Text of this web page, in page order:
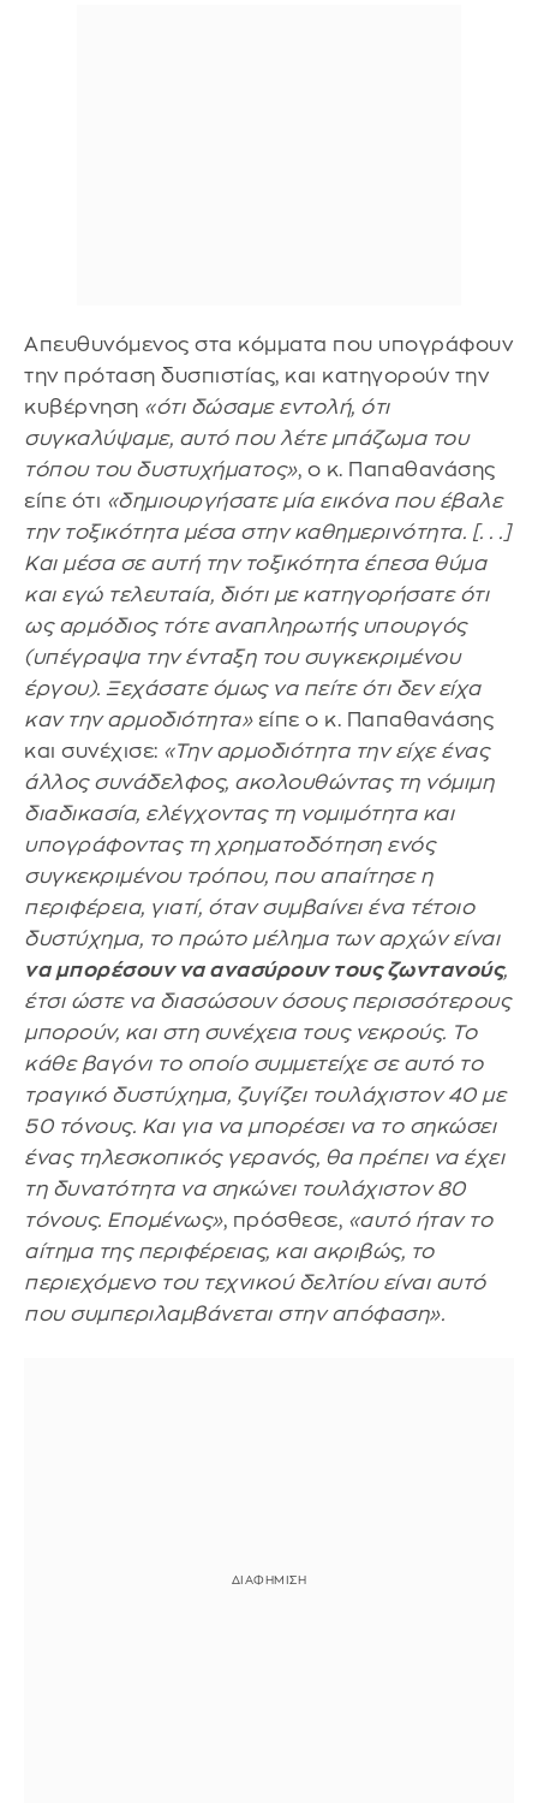
Απευθυνόμενος στα κόμματα που υπογράφουν
την πρόταση δυσπιστίας, και κατηγορούν την
κυβέρνηση «ότι δώσαμε εντολή, ότι
συγκαλύψαμε, αυτό που λέτε μπάζωμα του
τόπου του δυστυχήματος», ο κ. Παπαθανάσης
είπε ότι «δημιουργήσατε μία εικόνα που έβαλε
την τοξικότητα μέσα στην καθημερινότητα. [. . .]
Και μέσα σε αυτή την τοξικότητα έπεσα θύμα
και εγώ τελευταία, διότι με κατηγορήσατε ότι
ως αρμόδιος τότε αναπληρωτής υπουργός
(υπέγραψα την ένταξη του συγκεκριμένου
έργου). Ξεχάσατε όμως να πείτε ότι δεν είχα
καν την αρμοδιότητα» είπε ο κ. Παπαθανάσης
και συνέχισε: «Την αρμοδιότητα την είχε ένας
άλλος συνάδελφος, ακολουθώντας τη νόμιμη
διαδικασία, ελέγχοντας τη νομιμότητα και
υπογράφοντας τη χρηματοδότηση ενός
συγκεκριμένου τρόπου, που απαίτησε η
περιφέρεια, γιατί, όταν συμβαίνει ένα τέτοιο
δυστύχημα, το πρώτο μέλημα των αρχών είναι
να μπορέσουν να ανασύρουν τους ζωντανούς,
έτσι ώστε να διασώσουν όσους περισσότερους
μπορούν, και στη συνέχεια τους νεκρούς. Το
κάθε βαγόνι το οποίο συμμετείχε σε αυτό το
τραγικό δυστύχημα, ζυγίζει τουλάχιστον 40 με
50 τόνους. Και για να μπορέσει να το σηκώσει
ένας τηλεσκοπικός γερανός, θα πρέπει να έχει
τη δυνατότητα να σηκώνει τουλάχιστον 80
τόνους. Επομένως», πρόσθεσε, «αυτό ήταν το
αίτημα της περιφέρειας, και ακριβώς, το
περιεχόμενο του τεχνικού δελτίου είναι αυτό
που συμπεριλαμβάνεται στην απόφαση».